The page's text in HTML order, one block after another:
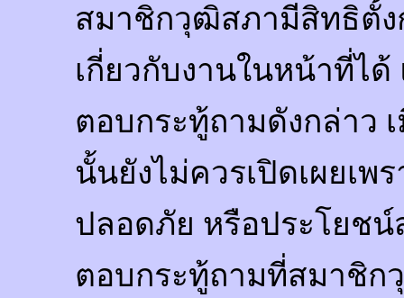
สมาชิกวุฒิสภามีสิทธิตั้ง
เกี่ยวกับงานในหน้าที่ไ
ตอบกระทู้ถามดังกล่าว
นั้นยังไม่ควรเปิดเผยเพ
ปลอดภัย หรือประโยช
ตอบกระทู้ถามที่สมาชิก